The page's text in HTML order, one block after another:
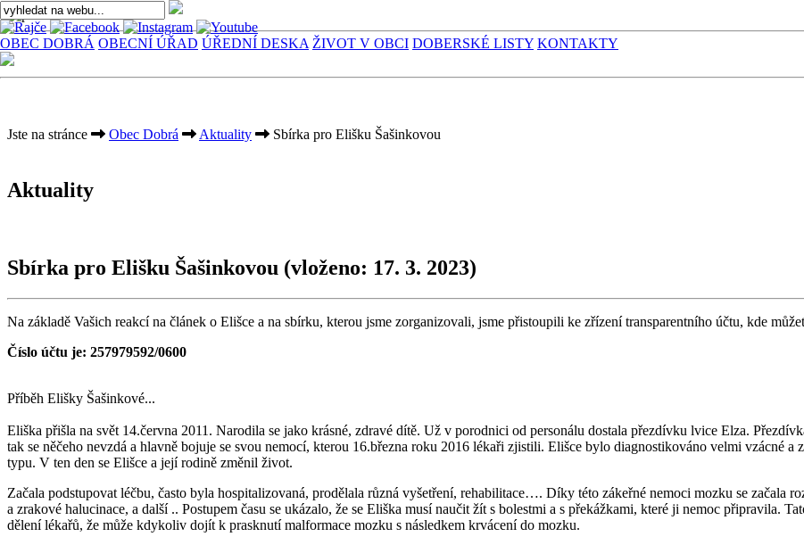
OBEC DOBRÁ OBECNÍ ÚŘAD ÚŘEDNÍ DESKA ŽIVOT V OBCI DOBERSKÉ LISTY KONTAKTY
Jste na stránce Obec Dobrá Aktuality Sbírka pro Elišku Šašinkovou
Aktuality
Sbírka pro Elišku Šašinkovou (vloženo: 17. 3. 2023)
Na základě Vašich reakcí na článek o Elišce a na sbírku, kterou jsme zorganizovali, jsme přistoupili ke zřízení transparentního účtu, kde
Číslo účtu je: 257979592/0600
Příběh Elišky Šašinkové...
Eliška přišla na svět 14.června 2011. Narodila se jako krásné, zdravé dítě. Už v porodnici od personálu dostala přezdívku lvice Elza.
tak se něčeho nevzdá a hlavně bojuje se svou nemocí, kterou 16.března roku 2016 lékaři zjistili. Elišce bylo diagnostikováno velmi vzácné a
typu. V ten den se Elišce a její rodině změnil život.
Začala podstupovat léčbu, často byla hospitalizovaná, prodělala různá vyšetření, rehabilitace…. Díky této zákeřné nemoci mozku se začala
a zrakové halucinace, a další .. Postupem času se ukázalo, že se Eliška musí naučit žít s bolestmi a s překážkami, které ji nemoc připravila.
dělení lékařů, že může kdykoliv dojít k prasknutí malformace mozku s následkem krvácení do mozku.